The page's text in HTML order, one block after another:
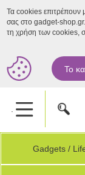
Τα cookies επιτρέπουν
σας στο gadget-
τη χρήση των cookies,
Το
.
Gadgets /